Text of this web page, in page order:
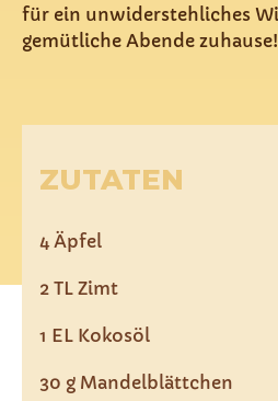
für ein unwiderstehliches
gemütliche Abende zuhause!
ZUTATEN
4 Äpfel
2 TL Zimt
1 EL Kokosöl
30 g Mandelblättchen